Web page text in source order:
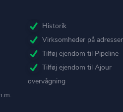
Historik
Virksomheder på
Tilføj ejendom til Pipeline
Tilføj ejendom til Ajour
overvågning